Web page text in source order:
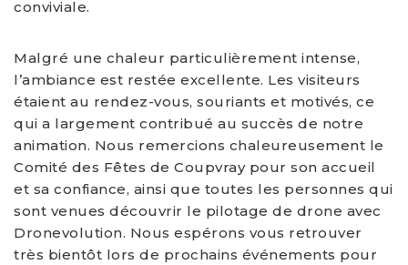
conviviale.
Malgré une chaleur particulièrement intense,
l’ambiance est restée excellente. Les visiteurs
étaient au rendez-vous, souriants et motivés, ce
qui a largement contribué au succès de notre
animation. Nous remercions chaleureusement le
Comité des Fêtes de Coupvray pour son accueil
et sa confiance, ainsi que toutes les personnes qui
sont venues découvrir le pilotage de drone avec
Dronevolution. Nous espérons vous retrouver
très bientôt lors de prochains événements pour